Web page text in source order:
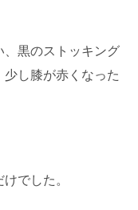
黒のストッキング
し膝が赤くなった
でした。